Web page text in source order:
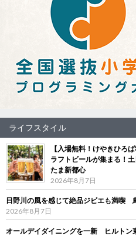
ライフスタイル
【入場無料！けやきひろ
ラフトビールが集まる！
たま新都心
2026年8月7日
日野川の風を感じて絶品ジビエも満喫
2026年8月7日
オールデイダイニングを一新 ヒルトン